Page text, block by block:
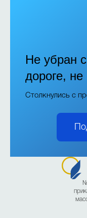
Не убран
дороге,
Столкнулись с